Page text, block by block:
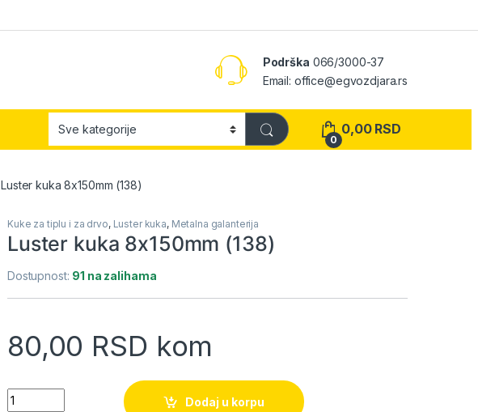
Podrška 066/3000-37
Email: office@egvozdjara.rs
0
0,00 RSD
Luster kuka 8x150mm (138)
Kuke za tiplu i za drvo, Luster kuka, Metalna galanterija
Luster kuka 8x150mm (138)
Dostupnost: 91 na zalihama
80,00 RSD kom
Luster kuka 8x150mm (138) quantity
Dodaj u korpu